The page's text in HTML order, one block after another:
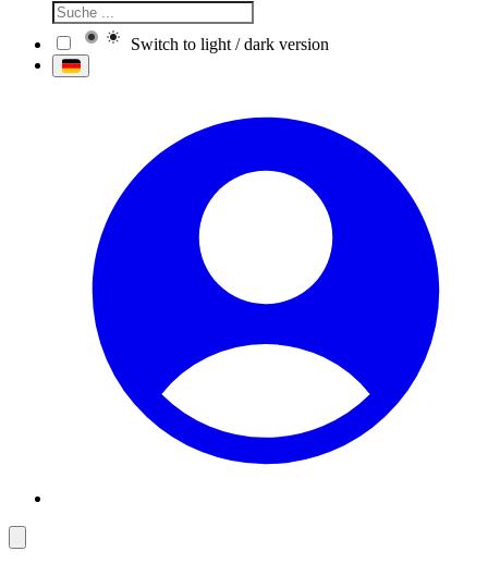
Switch to light / dark version